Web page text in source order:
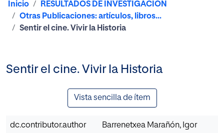
Inicio
RESULTADOS DE INVESTIGACIÓN
Otras Publicaciones: artículos, libros...
Sentir el cine. Vivir la Historia
Sentir el cine. Vivir la Historia
Vista sencilla de ítem
dc.contributor.author Barrenetxea Marañón, Igor